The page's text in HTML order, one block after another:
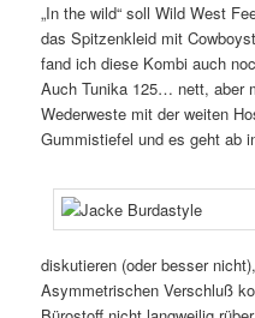
„In the wild“ soll Wild West
das Spitzenkleid mit
fand ich diese Kombi auch
Auch Tunika 125… nett, aber
Wederweste mit der weiten
Gummistiefel und es geht ab
diskutieren (oder besser
Asymmetrischen Verschluß